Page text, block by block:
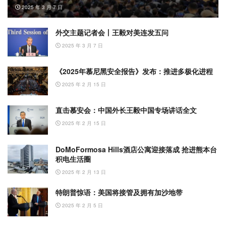
2025 年 3 月 7 日
外交主题记者会丨王毅对美连发五问
2025 年 3 月 7 日
《2025年慕尼黑安全报告》发布：推进多极化进程
2025 年 2 月 15 日
直击慕安会：中国外长王毅中国专场讲话全文
2025 年 2 月 15 日
DoMoFormosa Hills酒店公寓迎接落成 抢进熊本台
积电生活圈
2025 年 2 月 13 日
特朗普惊语：美国将接管及拥有加沙地带
2025 年 2 月 5 日